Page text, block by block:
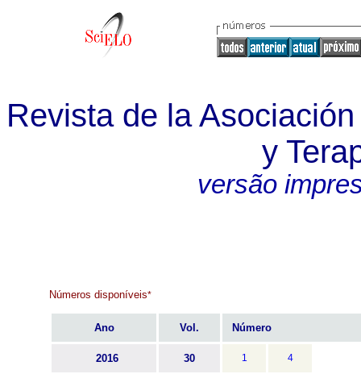
Revista de la
y
versão
Números disponíveis*
Ano Vol. Número
2016 30 1 4